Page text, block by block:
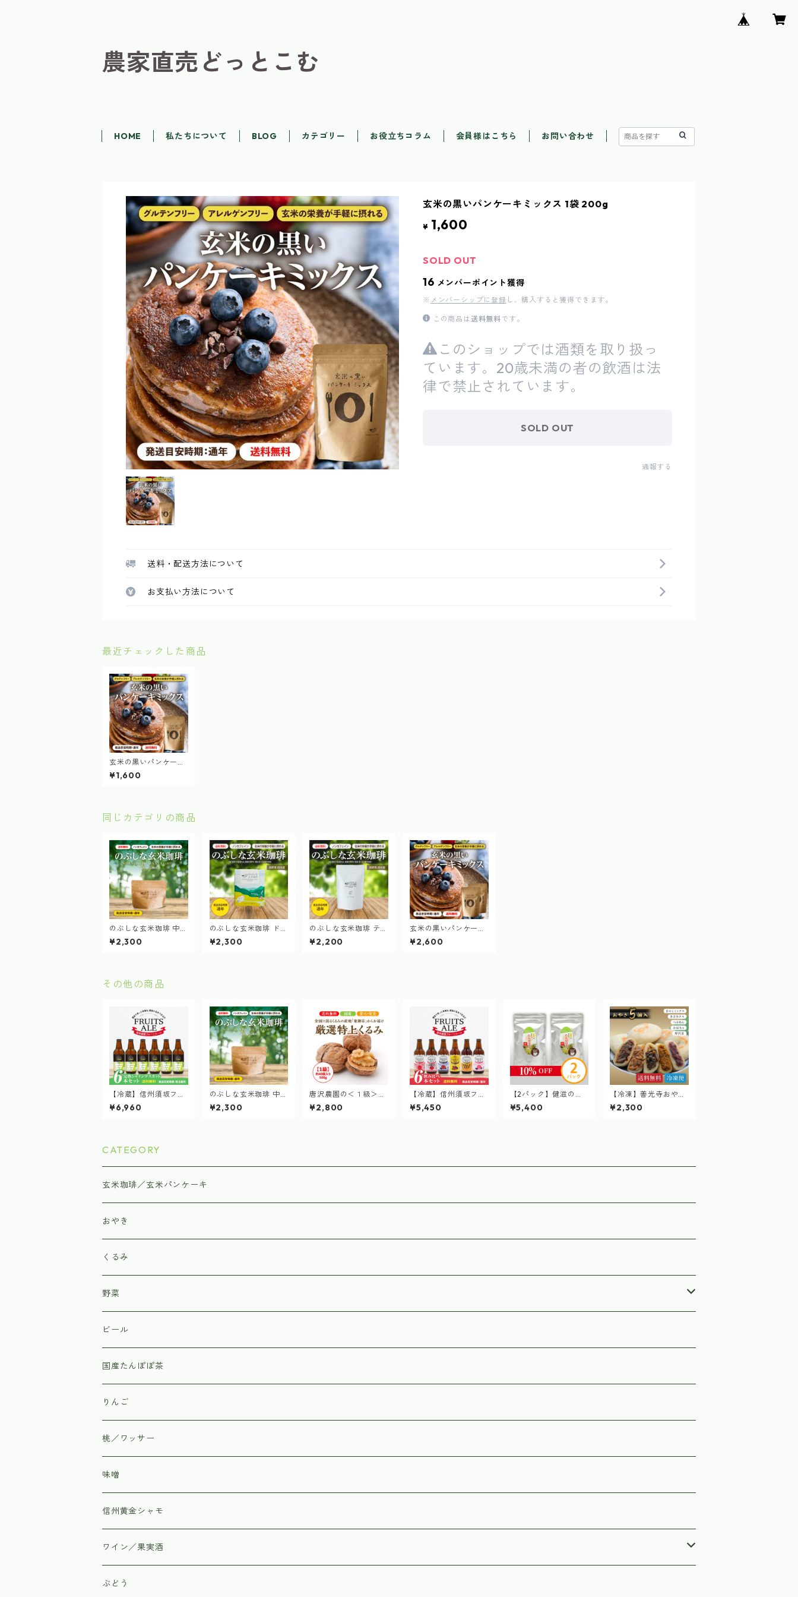
農家直売どっとこむ
HOME 私たちについて BLOG カテゴリー お役立ちコラム 会員様はこちら お問い合わせ
玄米の黒いパンケーキミックス 1袋 200g
¥ 1,600
SOLD OUT
16 メンバーポイント獲得
※ メンバーシップに登録 し、購入すると獲得できます。
この商品は送料無料です。
このショップでは酒類を取り扱っ
ています。20歳未満の者の飲酒は法
律で禁止されています。
SOLD OUT
通報する
送料・配送方法について
お支払い方法について
最近チェックした商品
玄米の黒いパンケーキ
ミックス 1袋 200g
¥1,600
同じカテゴリの商品
のぶしな玄米珈琲 中挽
き粉 (100g × 2袋）
¥2,300
のぶしな玄米珈琲 ドリ
ップバッグ箱 8g×6袋
2箱
¥2,300
のぶしな玄米珈琲 ティ
ーバッグ 24包（4g 12
包 × 2袋）
¥2,200
玄米の黒いパンケーキ
ミックス 2袋 200g ×
2
¥2,600
その他の商品
【冷蔵】信州須坂フル
ーツエール 完熟シャイ
ンマスカット
¥6,960
のぶしな玄米珈琲 中挽
き粉 (100g × 2袋）
¥2,300
唐沢農園の＜１級＞東
御市産殻付きくるみ 約
40個入り 500g
¥2,800
【冷蔵】信州須坂フル
ーツエール 飲み比べ6
本セット
¥5,450
【2パック】健滋の国
産たんぽぽ茶(ティー
バッグ20コ入×2）
¥5,400
【冷凍】善光寺おやき
5個入 (野沢菜・きざみ
ナス・つぶあん・かぼ
¥2,300
CATEGORY
玄米珈琲／玄米パンケーキ
おやき
くるみ
野菜
北原農園
野菜のカネマツ
信州上田市丸子の直売所「あさつゆ」
ビール
国産たんぽぽ茶
りんご
桃／ワッサー
味噌
信州黄金シャモ
ワイン／果実酒
はすみふぁーむ
ぶどう